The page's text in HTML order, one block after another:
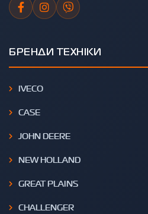
БРЕНДИ ТЕХНІКИ
IVECO
CASE
JOHN DEERE
NEW HOLLAND
GREAT PLAINS
CHALLENGER